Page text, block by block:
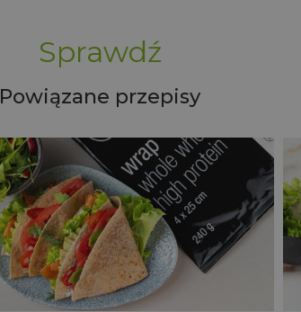
Sprawdź
Powiązane przepisy